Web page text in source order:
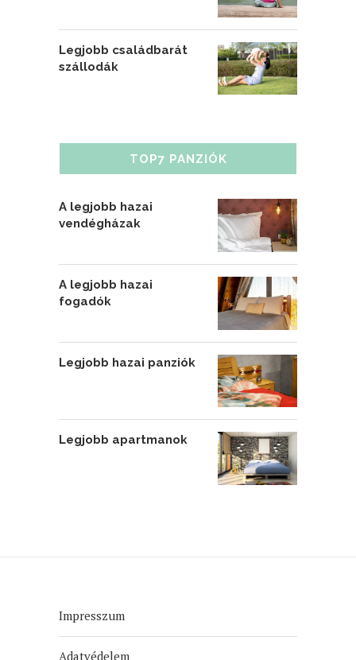
Legjobb családbarát
szállodák
TOP7 PANZIÓK
A legjobb hazai
vendégházak
A legjobb hazai
fogadók
Legjobb hazai panziók
Legjobb apartmanok
Impresszum
Adatvédelem